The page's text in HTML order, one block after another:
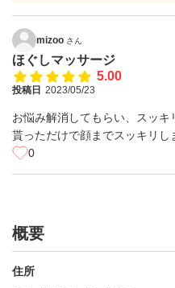
mizoo さん
ほぐしマッサージ
5.00
投稿日 2023/05/23
お悩み解消してもらい、スッ
貰っただけで顔までスッキリし
0
概要
住所